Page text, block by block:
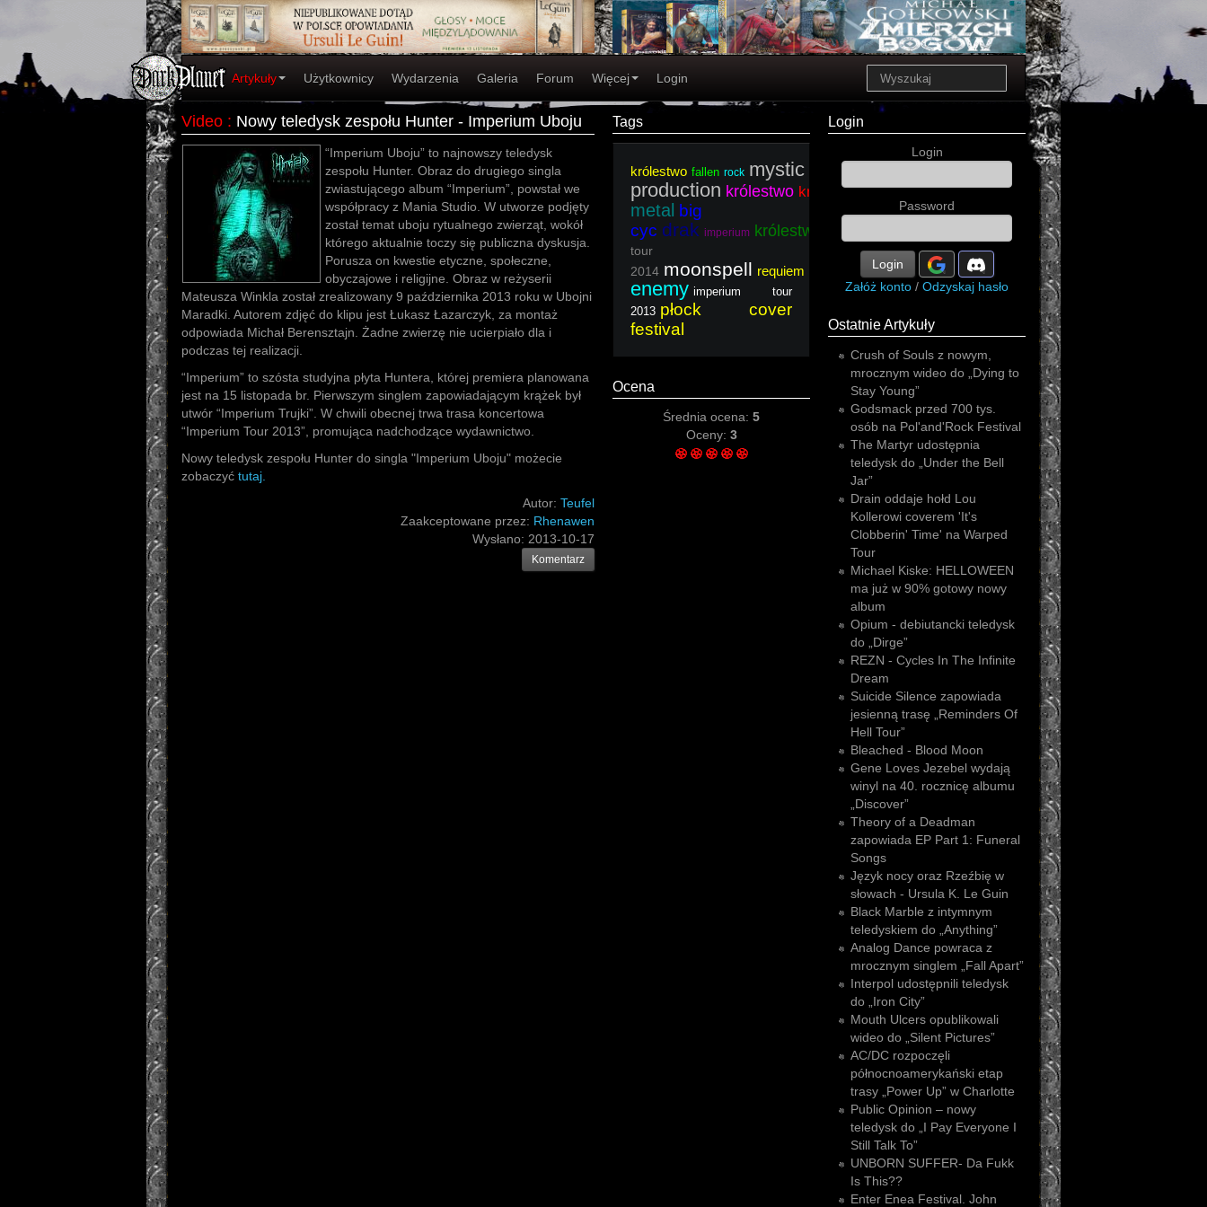
Artykuły Użytkownicy Wydarzenia Galeria Forum Więcej Login
Video : Nowy teledysk zespołu Hunter - Imperium Uboju
“Imperium Uboju” to najnowszy teledysk
zespołu Hunter. Obraz do drugiego singla
zwiastującego album “Imperium”, powstał we
współpracy z Mania Studio. W utworze podjęty
został temat uboju rytualnego zwierząt, wokół
którego aktualnie toczy się publiczna dyskusja.
Porusza on kwestie etyczne, społeczne,
obyczajowe i religijne. Obraz w reżyserii
Mateusza Winkla został zrealizowany 9 października 2013 roku w Ubojni
Maradki. Autorem zdjęć do klipu jest Łukasz Łazarczyk, za montaż
odpowiada Michał Berensztajn. Żadne zwierzę nie ucierpiało dla i
podczas tej realizacji.
“Imperium” to szósta studyjna płyta Huntera, której premiera planowana
jest na 15 listopada br. Pierwszym singlem zapowiadającym krążek był
utwór “Imperium Trujki”. W chwili obecnej trwa trasa koncertowa
“Imperium Tour 2013”, promująca nadchodzące wydawnictwo.
Nowy teledysk zespołu Hunter do singla "Imperium Uboju" możecie
zobaczyć tutaj.
Autor: Teufel
Zaakceptowane przez: Rhenawen
Wysłano: 2013-10-17
Komentarz
Tags
królestwo fallen rock mystic
production królestwo królestwo closterkeller power
metal big
cyc drak imperium królestwo
tour
2014 moonspell requiem arachne arch
enemy imperium tour
2013 płock cover
festival
Ocena
Średnia ocena: 5
Oceny: 3
Login
Login
Password
Login
Załóż konto / Odzyskaj hasło
Ostatnie Artykuły
Crush of Souls z nowym,
mrocznym wideo do „Dying to
Stay Young”
Godsmack przed 700 tys.
osób na Pol'and'Rock Festival
The Martyr udostępnia
teledysk do „Under the Bell
Jar”
Drain oddaje hołd Lou
Kollerowi coverem 'It's
Clobberin' Time' na Warped
Tour
Michael Kiske: HELLOWEEN
ma już w 90% gotowy nowy
album
Opium - debiutancki teledysk
do „Dirge”
REZN - Cycles In The Infinite
Dream
Suicide Silence zapowiada
jesienną trasę „Reminders Of
Hell Tour”
Bleached - Blood Moon
Gene Loves Jezebel wydają
winyl na 40. rocznicę albumu
„Discover”
Theory of a Deadman
zapowiada EP Part 1: Funeral
Songs
Język nocy oraz Rzeźbię w
słowach - Ursula K. Le Guin
Black Marble z intymnym
teledyskiem do „Anything”
Analog Dance powraca z
mrocznym singlem „Fall Apart”
Interpol udostępnili teledysk
do „Iron City”
Mouth Ulcers opublikowali
wideo do „Silent Pictures”
AC/DC rozpoczęli
północnoamerykański etap
trasy „Power Up” w Charlotte
Public Opinion – nowy
teledysk do „I Pay Everyone I
Still Talk To”
UNBORN SUFFER- Da Fukk
Is This??
Enter Enea Festival. John